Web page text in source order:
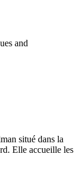
and
situé dans la
Elle accueille les